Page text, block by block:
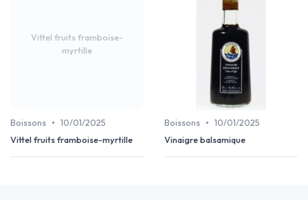
Vittel fruits framboise-
myrtille
Boissons • 10/01/2025
Vittel fruits framboise-myrtille
Boissons • 10/01/2025
Vinaigre balsamique